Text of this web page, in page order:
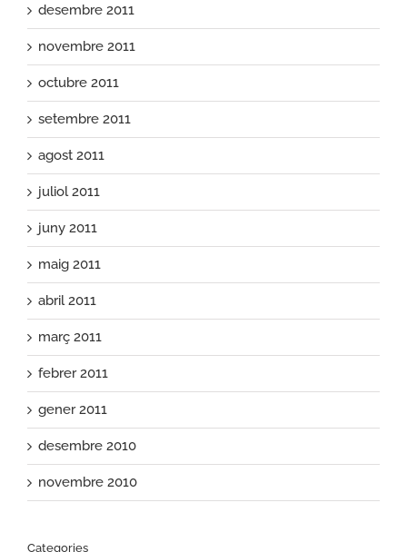
desembre 2011
novembre 2011
octubre 2011
setembre 2011
agost 2011
juliol 2011
juny 2011
maig 2011
abril 2011
març 2011
febrer 2011
gener 2011
desembre 2010
novembre 2010
Categories